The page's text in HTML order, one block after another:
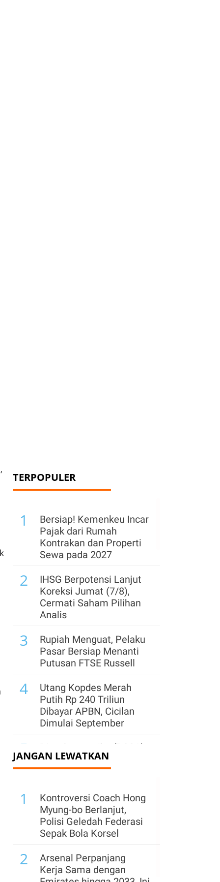
TERPOPULER
1
Bersiap! Kemenkeu Incar
Pajak dari Rumah
Kontrakan dan Properti
Sewa pada 2027
2
IHSG Berpotensi Lanjut
Koreksi Jumat (7/8),
Cermati Saham Pilihan
Analis
3
Rupiah Menguat, Pelaku
Pasar Bersiap Menanti
Putusan FTSE Russell
4
Utang Kopdes Merah
Putih Rp 240 Triliun
Dibayar APBN, Cicilan
Dimulai September
5
Dian Swastatika (DSSA)
Alihkan 9,63 Miliar
Saham Treasuri per 10
6
IHSG Berpeluang Uji
Level 6.400, Simak
Rekomendasi Saham
BACH
Pemegang Saham
JANGAN LEWATKAN
1
Kontroversi Coach Hong
Myung-bo Berlanjut,
Polisi Geledah Federasi
Sepak Bola Korsel
2
Arsenal Perpanjang
Kerja Sama dengan